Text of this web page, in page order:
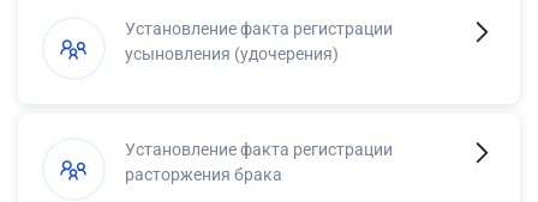
Установление факта регистрации
усыновления (удочерения)
Установление факта регистрации
расторжения брака